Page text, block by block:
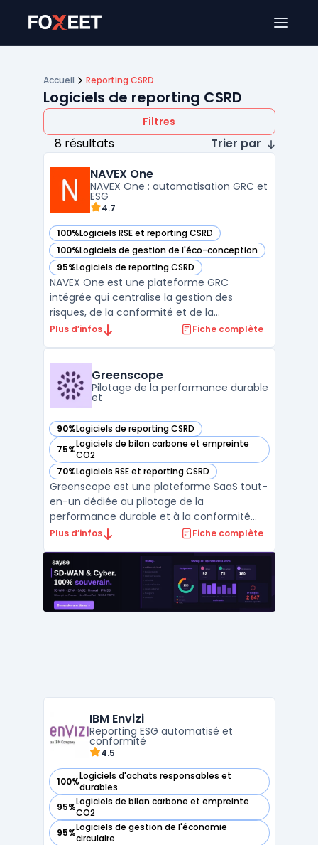
Accueil Reporting CSRD
Logiciels de reporting CSRD
Filtres
8 résultats
Trier par
NAVEX One
NAVEX One : automatisation GRC et
ESG
4.7
100%Logiciels RSE et reporting CSRD
— voir NAVEX One dans cette catégorie
100%Logiciels de gestion de l'éco-conception
— voir NAVEX One dans cette catégorie
95%Logiciels de reporting CSRD
— voir NAVEX One dans cette catégorie
NAVEX One est une plateforme GRC
intégrée qui centralise la gestion des
risques, de la conformité et de la
gouvernance. Avec un large éventail
des obligations de conformité pour les
entreprises de toute taille. En ...
Plus d’infos Fiche complète
Greenscope
Pilotage de la performance durable
et
90%Logiciels de reporting CSRD
— voir Greenscope dans cette catégorie
75%Logiciels de bilan carbone et empreinte
CO2
— voir Greenscope dans cette catégorie
70%Logiciels RSE et reporting CSRD
— voir Greenscope dans cette catégorie
Greenscope est une plateforme SaaS tout-
en-un dédiée au pilotage de la
performance durable et à la conformité
réglementaire ESG. Elle automatise la
financières, simplifiant ainsi les projets de
conformité comme la CSRD et SFDR. Avec
des outils avancés tels que ...
Plus d’infos Fiche complète
IBM Envizi
Reporting ESG automatisé et
conformité
4.5
100%Logiciels d'achats responsables et
durables
— voir IBM Envizi dans cette catégorie
95%Logiciels de bilan carbone et empreinte
CO2
— voir IBM Envizi dans cette catégorie
95%Logiciels de gestion de l'économie
circulaire
— voir IBM Envizi dans cette catégorie